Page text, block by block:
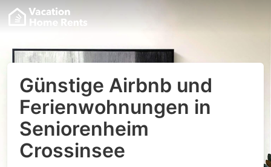
Günstige Airbnb und
Ferienwohnungen in
Seniorenheim
Crossinsee